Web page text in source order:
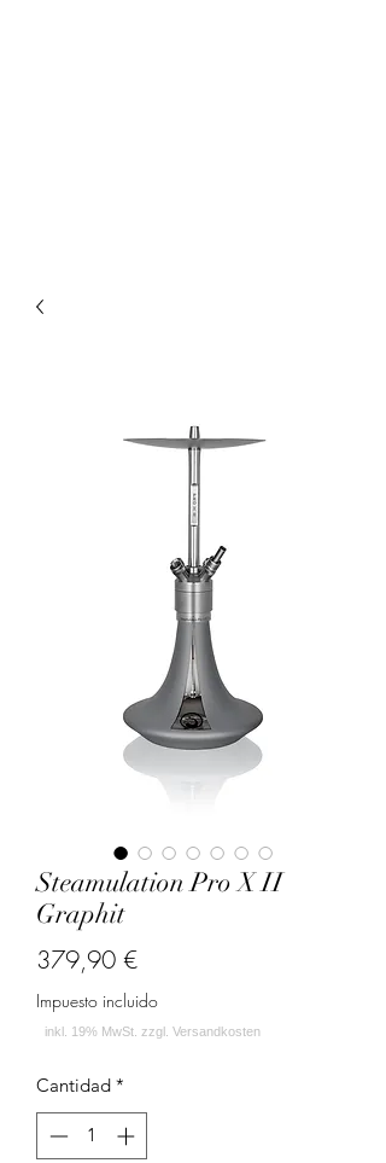
Steamulation Pro X II
Graphit
379,90 €Precio
Impuesto incluido
Cantidad *